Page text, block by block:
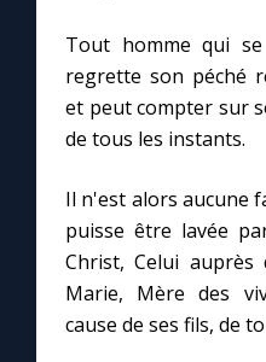
Une Minute avec Marie
À la une
1000 Raisons de Croire
Tout homme qui
regrette son péché
et peut compter sur
de tous les instants.
Il n'est alors aucune
puisse être lavée
Christ, Celui auprès
Marie, Mère des
cause de ses fils, de